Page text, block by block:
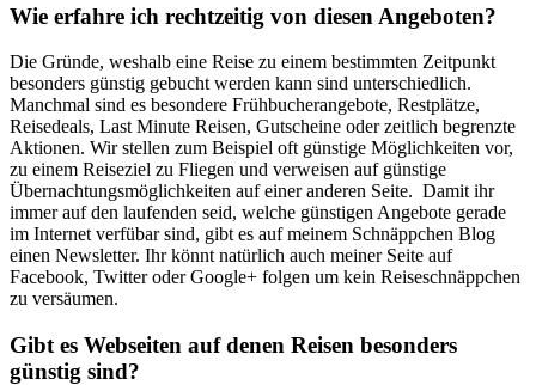
Wie erfahre ich rechtzeitig von diesen Angeboten?
Die Gründe, weshalb eine Reise zu einem bestimmten Zeitpunkt
besonders günstig gebucht werden kann sind unterschiedlich.
Manchmal sind es besondere Frühbucherangebote, Restplätze,
Reisedeals, Last Minute Reisen, Gutscheine oder zeitlich begrenzte
Aktionen. Wir stellen zum Beispiel oft günstige Möglichkeiten vor,
zu einem Reiseziel zu Fliegen und verweisen auf günstige
Übernachtungsmöglichkeiten auf einer anderen Seite. Damit ihr
immer auf den laufenden seid, welche günstigen Angebote gerade
im Internet verfübar sind, gibt es auf meinem Schnäppchen Blog
einen Newsletter. Ihr könnt natürlich auch meiner Seite auf
Facebook, Twitter oder Google+ folgen um kein Reiseschnäppchen
zu versäumen.
Gibt es Webseiten auf denen Reisen besonders
günstig sind?